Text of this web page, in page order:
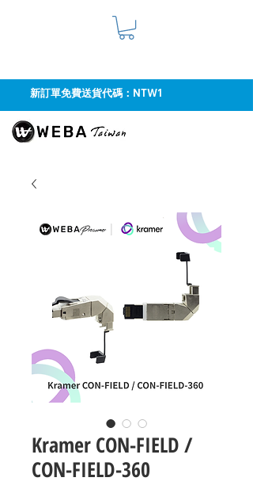
新訂單免費送貨代碼：NTW1
Kramer CON-FIELD /
CON-FIELD-360